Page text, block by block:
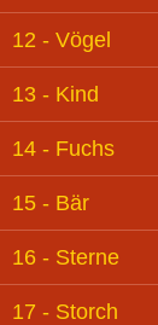
12 - Vögel
13 - Kind
14 - Fuchs
15 - Bär
16 - Sterne
17 - Storch